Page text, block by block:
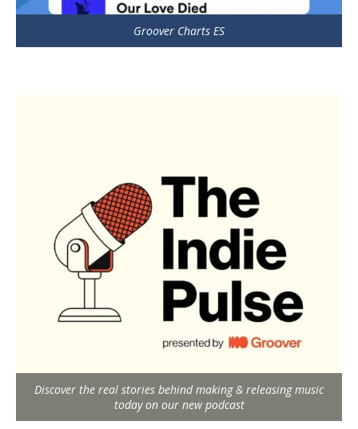
Groover Charts ES
Discover the real stories behind making & releasing music
today on our new podcast